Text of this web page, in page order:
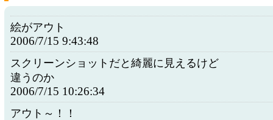
絵がアウト
2006/7/15 9:43:48
スクリーンショットだと綺麗に見えるけど
違うのか
2006/7/15 10:26:34
アウト～！！